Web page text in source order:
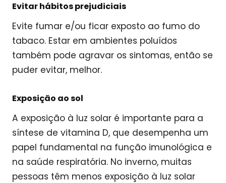
Evitar hábitos prejudiciais
Evite fumar e/ou ficar exposto ao fumo do
tabaco. Estar em ambientes poluídos
também pode agravar os sintomas, então se
puder evitar, melhor.
Exposição ao sol
A exposição à luz solar é importante para a
síntese de vitamina D, que desempenha um
papel fundamental na função imunológica e
na saúde respiratória. No inverno, muitas
pessoas têm menos exposição à luz solar